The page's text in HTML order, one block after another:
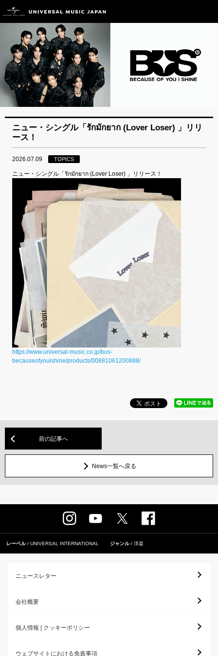
ニュー・シングル「รักมักยาก (Lover Loser) 」リリ
ース！
2026.07.09 TOPICS
ニュー・シングル「รักมักยาก (Lover Loser) 」リリース！
https://www.universal-music.co.jp/bus-
becauseofyouishine/products/00881061200888/
前の記事へ
News一覧へ戻る
レーベル UNIVERSAL INTERNATIONAL ジャンル 洋楽
ニュースレター
会社概要
個人情報 | クッキーポリシー
ウェブサイトにおける免責事項